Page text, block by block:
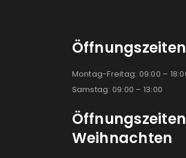
Öffnungszeiten
Montag-Freitag: 09:00 –
Samstag: 09:00 – 13:00
Öffnungszeiten
Weihnachten